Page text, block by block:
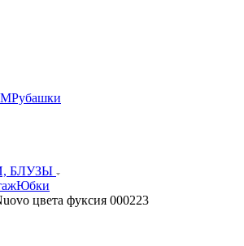
Рубашки
БЛУЗЫ
Юбки
цвета фуксия 000223